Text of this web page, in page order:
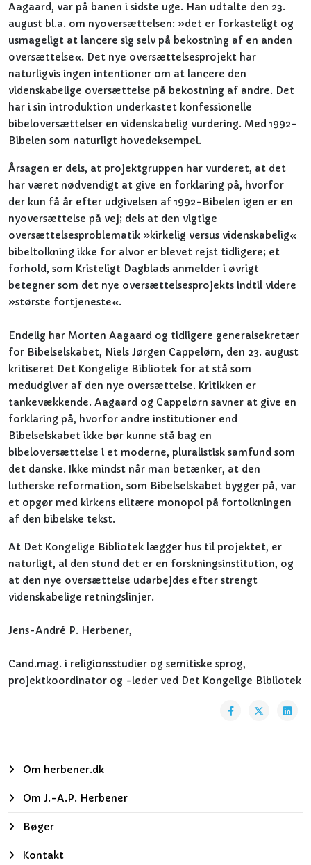
Aagaard, var på banen i sidste uge. Han udtalte den 23.
august bl.a. om nyoversættelsen: »det er forkasteligt og
usmageligt at lancere sig selv på bekostning af en anden
oversættelse«. Det nye oversættelsesprojekt har
naturligvis ingen intentioner om at lancere den
videnskabelige oversættelse på bekostning af andre. Det
har i sin introduktion underkastet konfessionelle
bibeloversættelser en videnskabelig vurdering. Med 1992-
Bibelen som naturligt hovedeksempel.
Årsagen er dels, at projektgruppen har vurderet, at det
har været nødvendigt at give en forklaring på, hvorfor
der kun få år efter udgivelsen af 1992-Bibelen igen er en
nyoversættelse på vej; dels at den vigtige
oversættelsesproblematik »kirkelig versus videnskabelig«
bibeltolkning ikke for alvor er blevet rejst tidligere; et
forhold, som Kristeligt Dagblads anmelder i øvrigt
betegner som det nye oversættelsesprojekts indtil videre
»største fortjeneste«.
Endelig har Morten Aagaard og tidligere generalsekretær
for Bibelselskabet, Niels Jørgen Cappelørn, den 23. august
kritiseret Det Kongelige Bibliotek for at stå som
medudgiver af den nye oversættelse. Kritikken er
tankevækkende. Aagaard og Cappelørn savner at give en
forklaring på, hvorfor andre institutioner end
Bibelselskabet ikke bør kunne stå bag en
bibeloversættelse i et moderne, pluralistisk samfund som
det danske. Ikke mindst når man betænker, at den
lutherske reformation, som Bibelselskabet bygger på, var
et opgør med kirkens elitære monopol på fortolkningen
af den bibelske tekst.
At Det Kongelige Bibliotek lægger hus til projektet, er
naturligt, al den stund det er en forskningsinstitution, og
at den nye oversættelse udarbejdes efter strengt
videnskabelige retningslinjer.
Jens-André P. Herbener,
Cand.mag. i religionsstudier og semitiske sprog,
projektkoordinator og -leder ved Det Kongelige Bibliotek
Om herbener.dk
Om J.-A.P. Herbener
Bøger
Kontakt